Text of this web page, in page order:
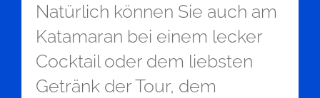
Natürlich können Sie auch am
Katamaran bei einem lecker
Cocktail oder dem liebsten
Getränk der Tour, dem